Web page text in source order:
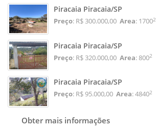
Piracaia Piracaia/SP
Preço: R$ 300.000,00 Area: 17002
Piracaia Piracaia/SP
Preço: R$ 320.000,00 Area: 8002
Piracaia Piracaia/SP
Preço: R$ 95.000,00 Area: 48402
Obter mais informações